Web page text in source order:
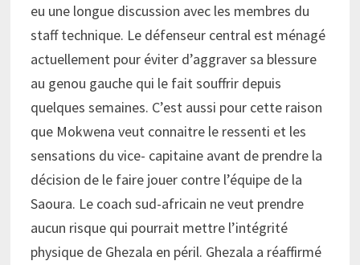
eu une longue discussion avec les membres du
staff technique. Le défenseur central est ménagé
actuellement pour éviter d’aggraver sa blessure
au genou gauche qui le fait souffrir depuis
quelques semaines. C’est aussi pour cette raison
que Mokwena veut connaitre le ressenti et les
sensations du vice- capitaine avant de prendre la
décision de le faire jouer contre l’équipe de la
Saoura. Le coach sud-africain ne veut prendre
aucun risque qui pourrait mettre l’intégrité
physique de Ghezala en péril. Ghezala a réaffirmé